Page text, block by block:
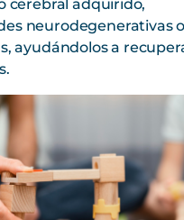
cerebral adquirido,
neurodegenerativas
ayudándolos a